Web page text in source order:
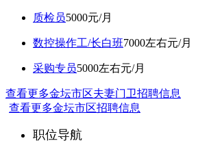
质检员5000元/月
数控操作工/长白班7000左右元/月
采购专员5000左右元/月
查看更多金坛市区夫妻门卫招聘信息
查看更多金坛市区招聘信息
职位导航